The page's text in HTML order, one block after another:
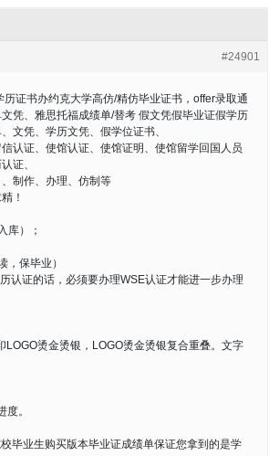
#24901
证书办约克大学高仿/精仿毕业证书，offer录取通
凭、雅思托福成绩单/替考 假文凭假毕业证假学历
文凭、学历文凭、假学位证书、
认证、使馆认证、使馆证明、使馆留学回国人员
证、
制作、办理、仿制等
！
库）；
保毕业）
认证的话，必须要办理WSE认证才能进一步办理
烫金烫银，LOGO烫金烫银复合重叠。文字
。
毕业生购买版本毕业证成绩单保证您拿到的是学